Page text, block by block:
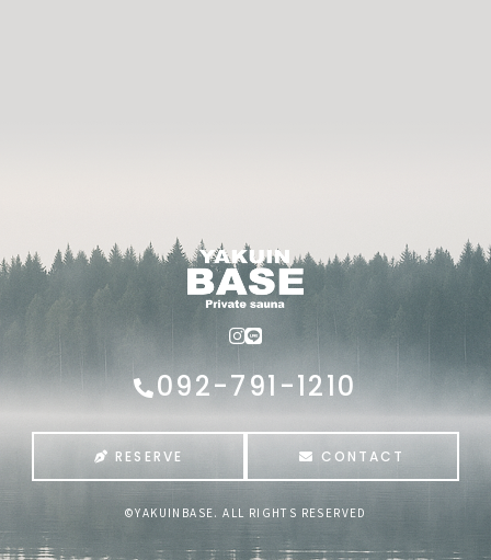
092-791-1210
RESERVE CONTACT
©YAKUINBASE. ALL RIGHTS RESERVED